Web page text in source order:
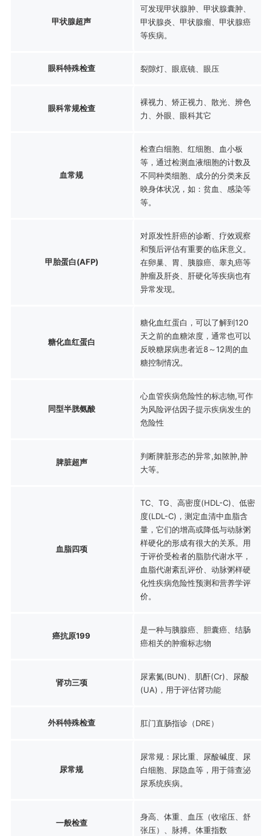
甲状腺超声
可发现甲状腺肿、甲状腺囊肿、
甲状腺炎、甲状腺瘤、甲状腺癌
等疾病。
眼科特殊检查 裂隙灯、眼底镜、眼压
眼科常规检查
裸视力、矫正视力、散光、辨色
力、外眼、眼科其它
血常规
检查白细胞、红细胞、血小板
等，通过检测血液细胞的计数及
不同种类细胞、成分的分类来反
映身体状况，如：贫血、感染等
等。
甲胎蛋白(AFP)
对原发性肝癌的诊断、疗效观察
和预后评估有重要的临床意义。
在卵巢、胃、胰腺癌、睾丸癌等
肿瘤及肝炎、肝硬化等疾病也有
异常发现。
糖化血红蛋白
糖化血红蛋白，可以了解到120
天之前的血糖浓度，通常也可以
反映糖尿病患者近8～12周的血
糖控制情况。
同型半胱氨酸
心血管疾病危险性的标志物,可作
为风险评估因子提示疾病发生的
危险性
脾脏超声
判断脾脏形态的异常,如脓肿,肿
大等。
血脂四项
TC、TG、高密度(HDL-C)、低密
度(LDL-C)，测定血清中血脂含
量，它们的增高或降低与动脉粥
样硬化的形成有很大的关系。用
于评价受检者的脂肪代谢水平，
血脂代谢紊乱评价、动脉粥样硬
化性疾病危险性预测和营养学评
价。
癌抗原199
是一种与胰腺癌、胆囊癌、结肠
癌相关的肿瘤标志物
肾功三项
尿素氮(BUN)、肌酐(Cr)、尿酸
(UA)，用于评估肾功能
外科特殊检查 肛门直肠指诊（DRE）
尿常规
尿常规：尿比重、尿酸碱度、尿
白细胞、尿隐血等，用于筛查泌
尿系统疾病。
一般检查
身高、体重、血压（收缩压、舒
张压）、脉搏。体重指数